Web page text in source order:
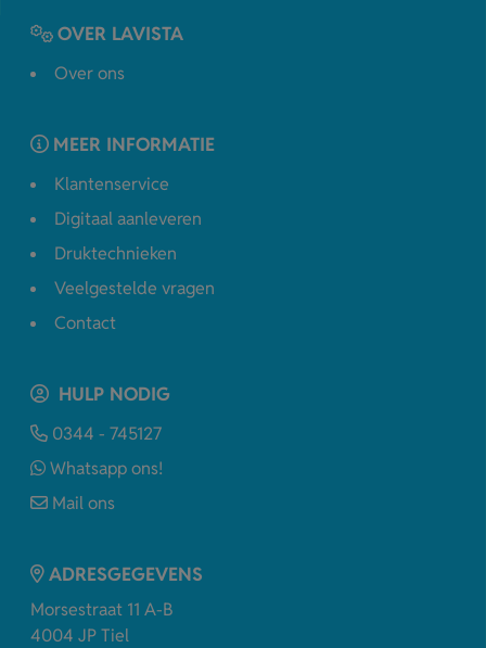
OVER LAVISTA
Over ons
MEER INFORMATIE
Klantenservice
Digitaal aanleveren
Druktechnieken
Veelgestelde vragen
Contact
HULP NODIG
0344 - 745127
Whatsapp ons!
Mail ons
ADRESGEGEVENS
Morsestraat 11 A-B
4004 JP Tiel